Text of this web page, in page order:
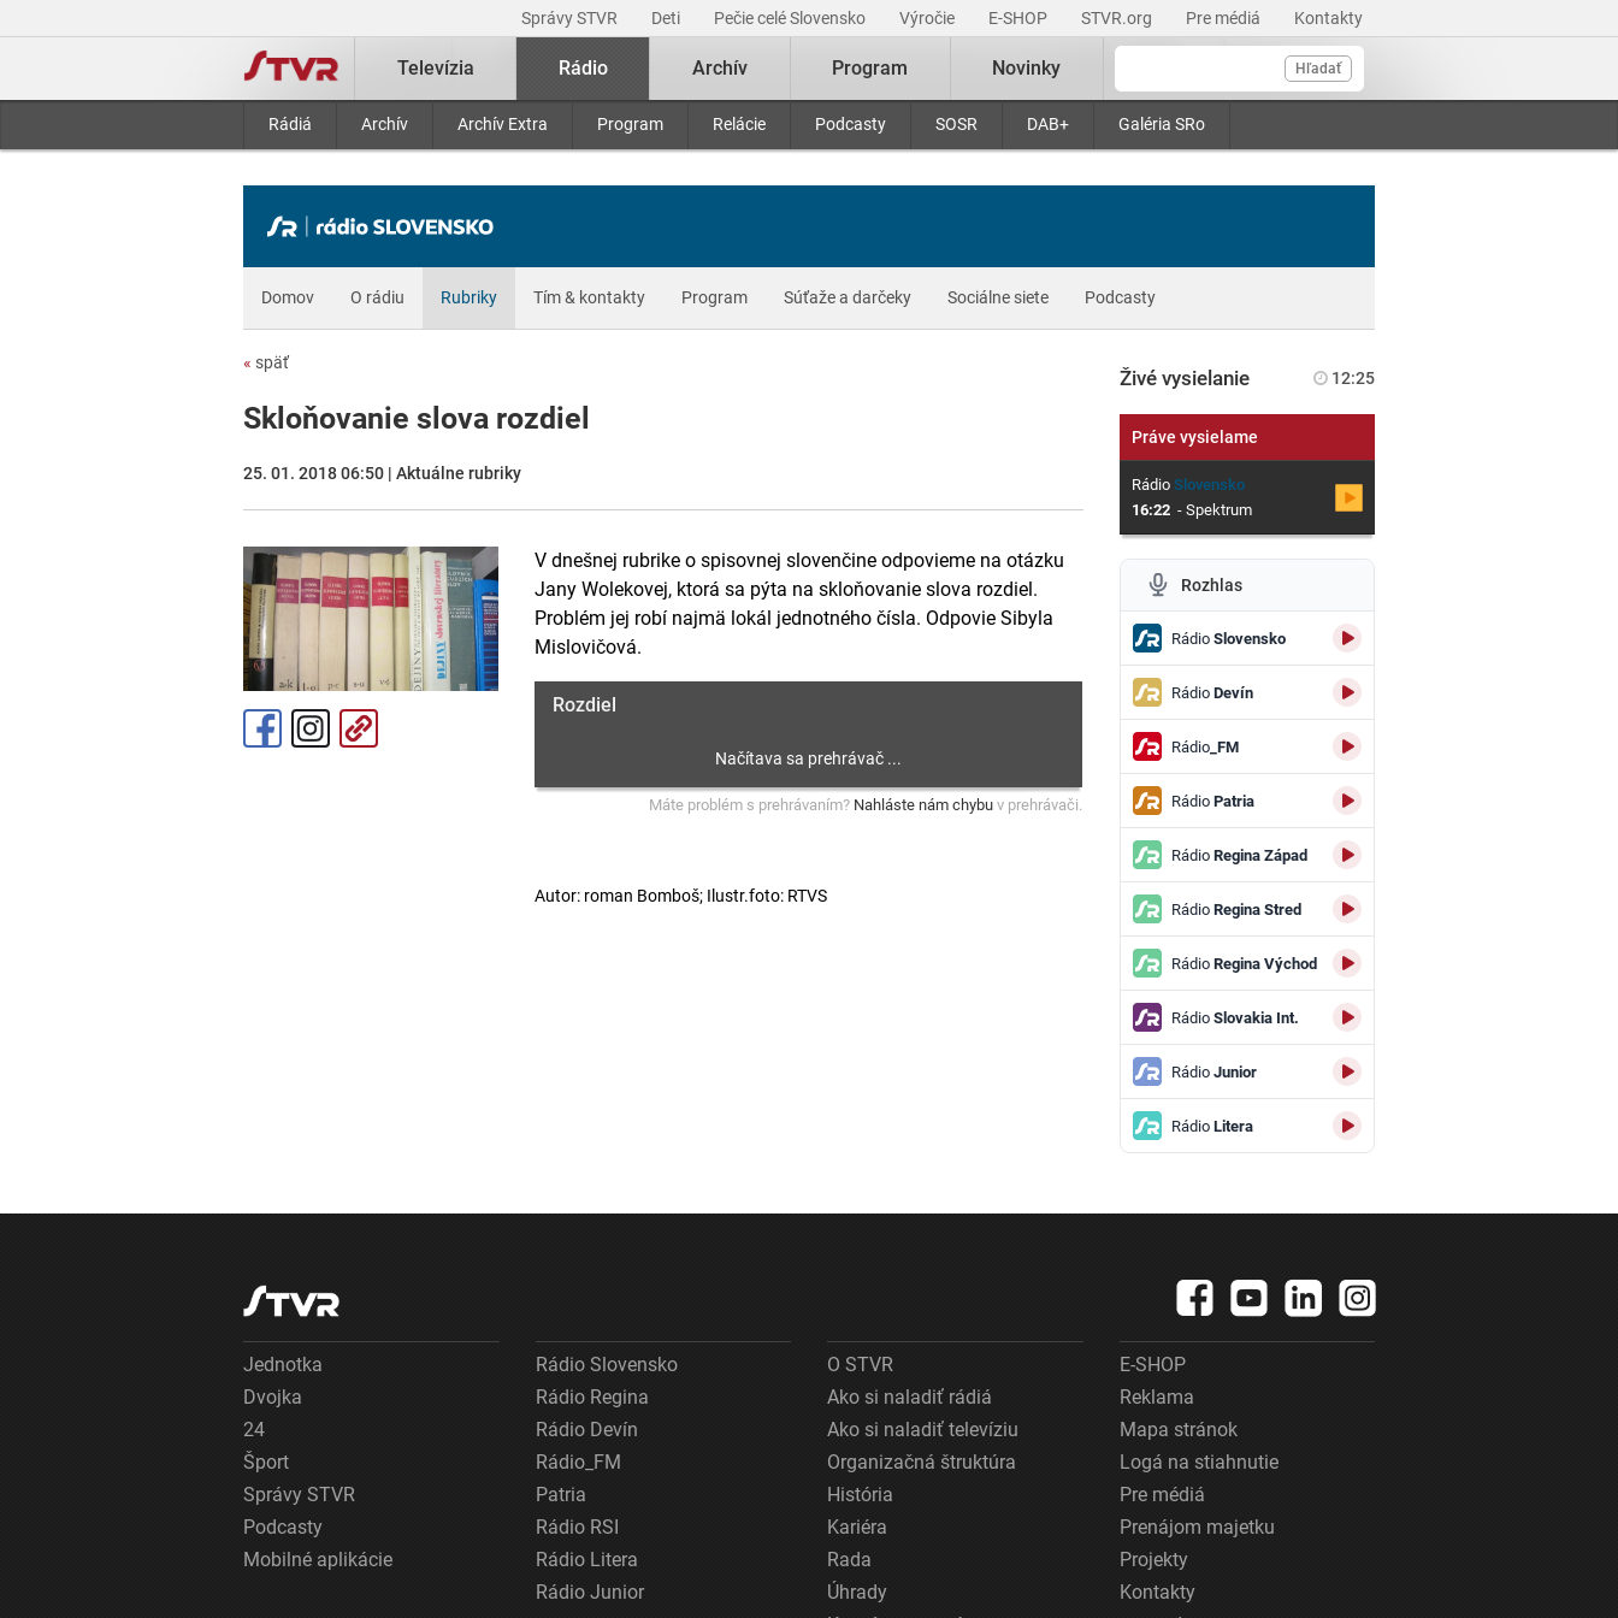
Správy STVR Deti Pečie celé Slovensko Výročie E-SHOP STVR.org Pre médiá Kontakty
Hľadať
Televízia Rádio
Rádiá Archív Archív Extra Program Relácie Podcasty SOSR DAB+ Galéria SRo
Archív Program Novinky
Domov O rádiu Rubriky Tím & kontakty Program Súťaže a darčeky Sociálne siete Podcasty
« späť
Skloňovanie slova rozdiel
25. 01. 2018 06:50 | Aktuálne rubriky
V dnešnej rubrike o spisovnej slovenčine odpovieme na otázku
Jany Wolekovej, ktorá sa pýta na skloňovanie slova rozdiel.
Problém jej robí najmä lokál jednotného čísla. Odpovie Sibyla
Mislovičová.
Rozdiel
Máte problém s prehrávaním? Nahláste nám chybu v prehrávači.
Autor: roman Bomboš; Ilustr.foto: RTVS
Živé vysielanie 12:25
Práve vysielame
RádioSlovensko
16:22 - Spektrum
Rozhlas
RádioSlovensko
RádioDevín
Rádio_FM
RádioPatria
RádioRegina Západ
RádioRegina Stred
RádioRegina Východ
RádioSlovakia Int.
RádioJunior
RádioLitera
Jednotka
Dvojka
24
Šport
Správy STVR
Podcasty
Mobilné aplikácie
Rádio Slovensko
Rádio Regina
Rádio Devín
Rádio_FM
Patria
Rádio RSI
Rádio Litera
Rádio Junior
O STVR
Ako si naladiť rádiá
Ako si naladiť televíziu
Organizačná štruktúra
História
Kariéra
Rada
Úhrady
E-SHOP
Reklama
Mapa stránok
Logá na stiahnutie
Pre médiá
Prenájom majetku
Projekty
Kontakty